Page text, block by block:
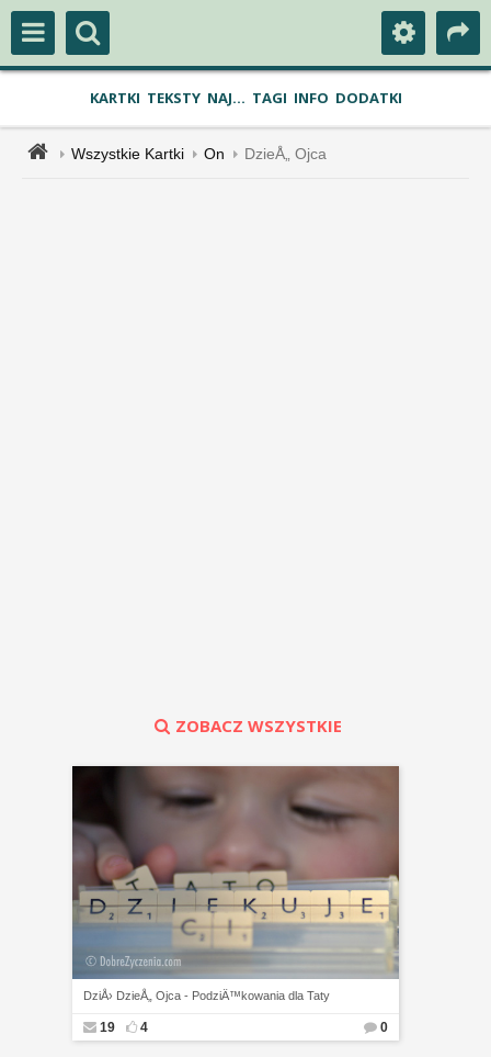
KARTKI TEKSTY NAJ... TAGI INFO DODATKI
Wszystkie Kartki On DzieÅ„ Ojca
ZOBACZ WSZYSTKIE
DziÅ› DzieÅ„ Ojca - PodziÄ™kowania dla Taty
19 4 0